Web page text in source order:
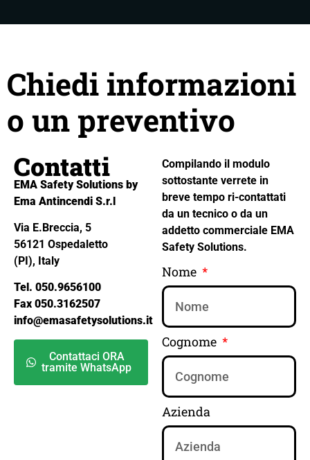
Chiedi informazioni
o un preventivo
Contatti
EMA Safety Solutions by
Ema Antincendi S.r.l
Via E.Breccia, 5
56121 Ospedaletto
(PI), Italy
Tel. 050.9656100
Fax 050.3162507
info@emasafetysolutions.it
Contattaci ORA
tramite WhatsApp
Compilando il modulo
sottostante verrete in
breve tempo ri-contattati
da un tecnico o da un
addetto commerciale EMA
Safety Solutions.
Nome
Cognome
Azienda